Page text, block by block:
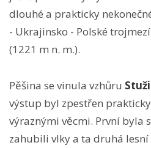
dlouhé a prakticky
- Ukrajinsko - Polské
(1221 m n. m.).
Pěšina se vinula vzhůru
výstup byl zpestřen
výraznými věcmi. První byla
zahubili vlky a ta druhá